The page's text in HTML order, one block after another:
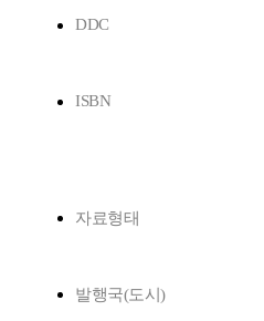
DDC
ISBN
자료형태
발행국(도시)